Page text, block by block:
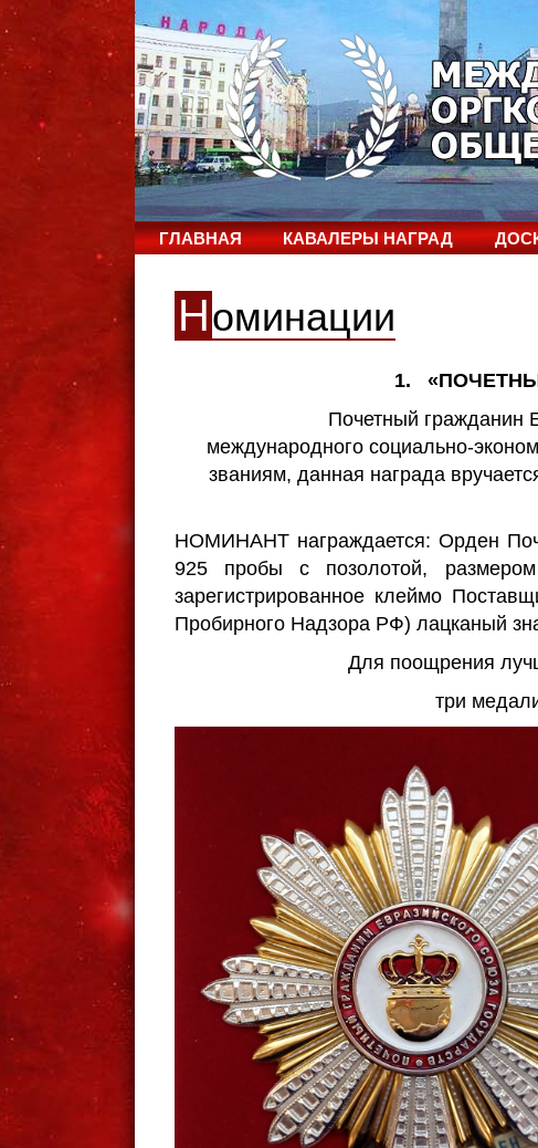
ГЛАВНАЯ КАВАЛЕРЫ НАГРАД
Номинации
1.
Почетный гражданин
международного социально-
званиям, данная награда
НОМИНАНТ награждается: Орден
925 пробы с позолотой,
зарегистрированное клеймо
Пробирного Надзора РФ) лацканый
Для поощрения
три